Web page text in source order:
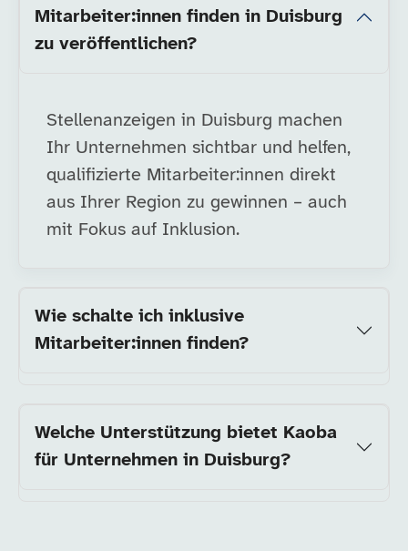
Mitarbeiter:innen finden in Duisburg
zu veröffentlichen?
Stellenanzeigen in Duisburg machen
Ihr Unternehmen sichtbar und helfen,
qualifizierte Mitarbeiter:innen direkt
aus Ihrer Region zu gewinnen – auch
mit Fokus auf Inklusion.
Wie schalte ich inklusive
Mitarbeiter:innen finden?
Welche Unterstützung bietet Kaoba
für Unternehmen in Duisburg?